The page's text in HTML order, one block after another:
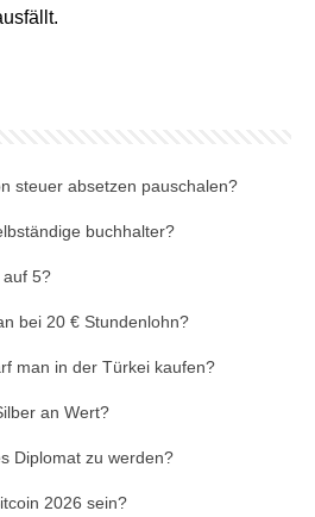
steuer absetzen pauschalen?
buchhalter?
5?
bei 20 € Stundenlohn?
man in der Türkei kaufen?
an Wert?
Diplomat zu werden?
2026 sein?